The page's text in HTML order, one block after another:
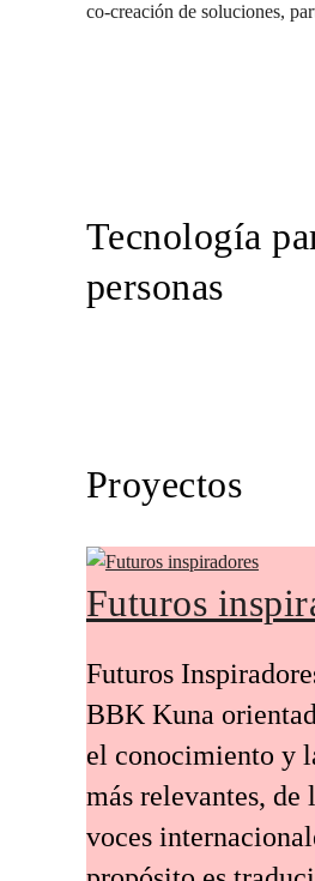
co-creación de soluciones,
Tecnología
personas
Proyectos
Futuros
Futuros
BBK Kuna
el conocimiento y
más relevantes, de
voces